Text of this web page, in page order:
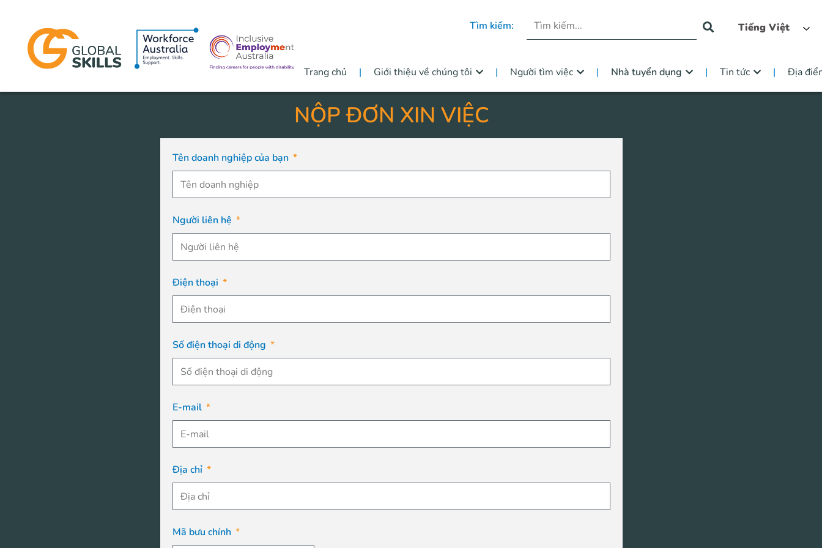
Tìm kiếm: Tiếng Việt
Trang chủ Giới thiệu về chúng tôi Người tìm việc Nhà tuyển dụng Tin tức Địa
NỘP ĐƠN XIN VIỆC
Tên doanh nghiệp của bạn
Người liên hệ
Điện thoại
Số điện thoại di động
E-mail
Địa chỉ
Mã bưu chính